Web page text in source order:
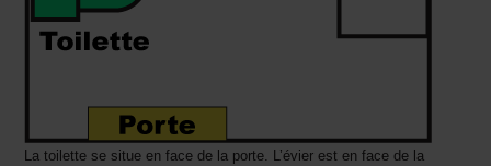
La toilette se situe en face de la porte. L’évier est en face de la